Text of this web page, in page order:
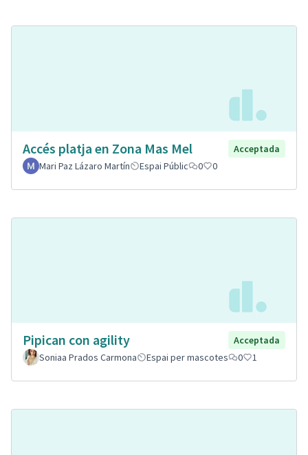
Accés platja en Zona Mas Mel
Acceptada
Mari Paz Lázaro Martín
Espai Públic 0 0
Pipican con agility
Acceptada
Soniaa Prados Carmona
Espai per mascotes 0 1